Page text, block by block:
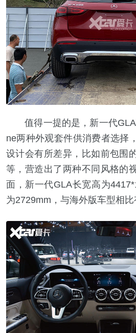
值得一提的是，新一代GLA
ne两种外观套件供消费者选择
设计会有所差异，比如前包围
等，营造出了两种不同风格的
面，新一代GLA长宽高为
为2729mm，与海外版车型相比